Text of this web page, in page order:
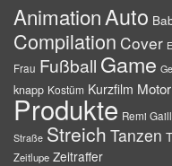
AnimationAuto
Compilation Cover
Frau Fußball Game
knapp Kostüm Kurzfilm
Produkte Remi
Straße Streich Tanzen
Zeitlupe Zeitraffer